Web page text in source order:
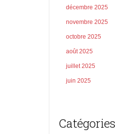
décembre 2025
novembre 2025
octobre 2025
août 2025
juillet 2025
juin 2025
Catégories